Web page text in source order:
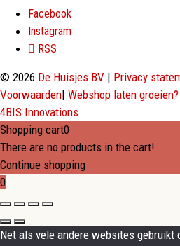
Facebook
Instagram
RSS
© 2026 De Huisjes BV | Privacy
Voorwaarden| Webshop laten
4BIS Innovations
Shopping cart0
There are no products in the cart!
Continue shopping
0
Net als vele andere websites gebruikt